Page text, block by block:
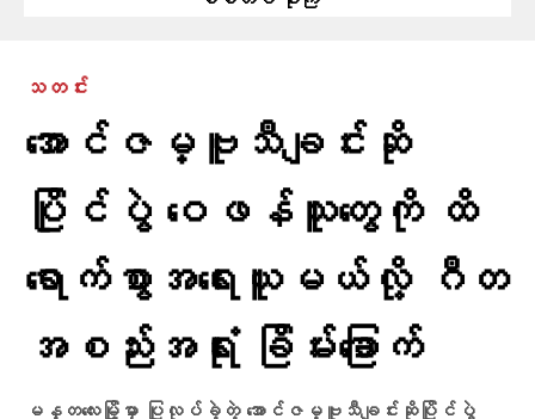
သတင်း
အောင်ဇမ္ဗူသီချင်းဆို
ပြိုင်ပွဲ ဝေဖန်သူတွေကို ထိ
ရောက်စွာအရေးယူမယ်လို့ ဂီတ
အစည်းအရုံး ခြိမ်းခြောက်